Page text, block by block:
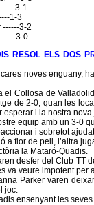
3-1
1-3
------3-2
3-0
RESOL ELS DOS
noves enguany,
el Collosa de
de 2-0, quan les
esperar i la nostra
equip amb un 3-0
i sobretot
a flor de pell, l’altra
la Mataró-Quadis.
desfer del Club TT
va veure impotent per
Parker varen
joc.
ensenyant les